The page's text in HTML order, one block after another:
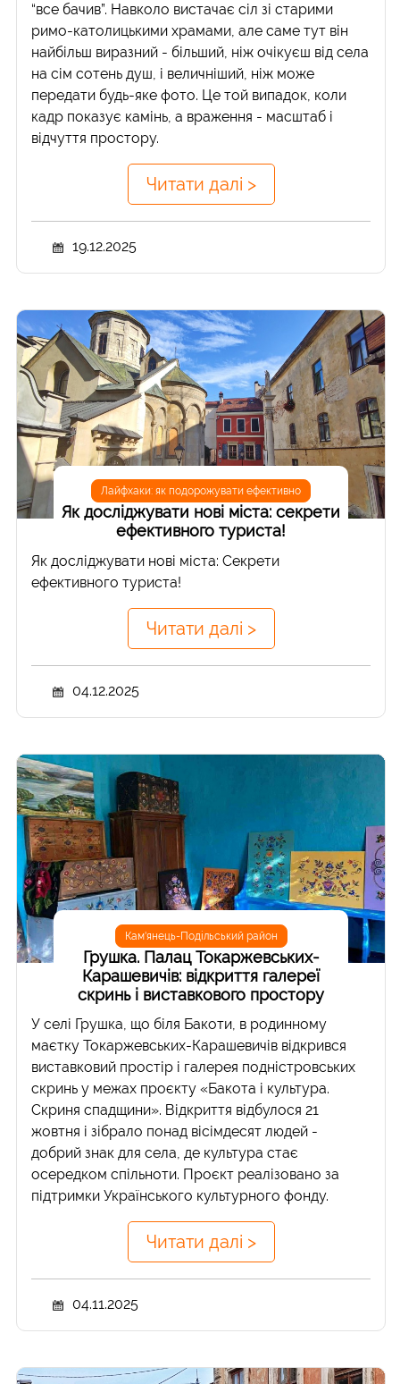
“все бачив”. Навколо вистачає сіл зі старими
римо-католицькими храмами, але саме тут він
найбільш виразний - більший, ніж очікуєш від села
на сім сотень душ, і величніший, ніж може
передати будь-яке фото. Це той випадок, коли
кадр показує камінь, а враження - масштаб і
відчуття простору.
Читати далі >
19.12.2025
Лайфхаки: як подорожувати ефективно
Як досліджувати нові міста: cекрети
ефективного туриста!
Як досліджувати нові міста: Секрети
ефективного туриста!
Читати далі >
04.12.2025
Кам'янець-Подільський район
Грушка. Палац Токаржевських-
Карашевичів: відкриття галереї
скринь і виставкового простору
У селі Грушка, що біля Бакоти, в родинному
маєтку Токаржевських-Карашевичів відкрився
виставковий простір і галерея подністровських
скринь у межах проєкту «Бакота і культура.
Скриня спадщини». Відкриття відбулося 21
жовтня і зібрало понад вісімдесят людей -
добрий знак для села, де культура стає
осередком спільноти. Проєкт реалізовано за
підтримки Українського культурного фонду.
Читати далі >
04.11.2025